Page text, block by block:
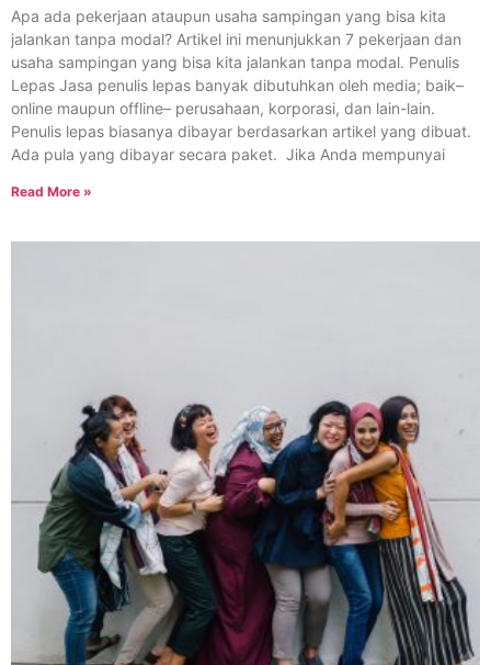
Apa ada pekerjaan ataupun usaha sampingan yang bisa kita
jalankan tanpa modal? Artikel ini menunjukkan 7 pekerjaan dan
usaha sampingan yang bisa kita jalankan tanpa modal. Penulis
Lepas Jasa penulis lepas banyak dibutuhkan oleh media; baik–
online maupun offline– perusahaan, korporasi, dan lain-lain.
Penulis lepas biasanya dibayar berdasarkan artikel yang dibuat.
Ada pula yang dibayar secara paket. Jika Anda mempunyai
Read More »